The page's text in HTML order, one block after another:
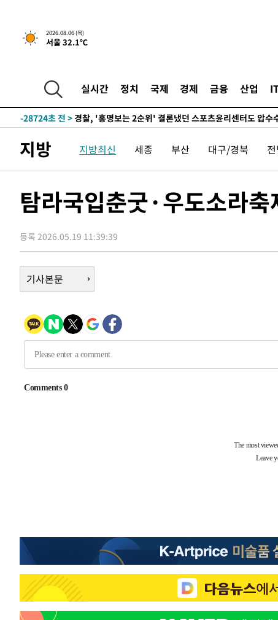
2026.08.06 (목)
서울 32.1℃
실시간 정치 국제 경제 금융 산업
1시간 전 >내일까지 39도 '펄펄'…기상청 "태풍 지나며 폭염 잠시 꺾인다"
-30039초 전 >
축구협회, 15년 전 심판 성 접대 파문에 "현재는 내부 지
-28724초 전 >경찰, '홍명보는 2순위' 결론냈던 스포츠윤리센터도 압수
-14320초 전 >[속보]합참 "北 발사체는 단거리탄도미사일…감시·경계
화"
-14068초 전 >
日방위성, 北이 동해로 쏜 발사체는 탄도미사일 가능성
-11300초 전 >'낮 최고 39도' 불볕더위…한밤 열대야도 계속[내일날씨]
-11259초 전 >
[속보]7~9일 프로야구 3연전도 폭염 취소…11일 재개
-10921초 전 > "韓 외환시장 개입 관측 배경엔 美의 대한국 무역적자 있어"
-10748초 전 >'월드컵 탈락 후폭풍' 축구협회…초유의 압수수색에 '충
-10588초 전 >서울 낮 37.9도, 올여름 최고치 경신…영등포 순간 '40도'
-10150초 전 >
[속보]종합특검, 대검 추가 압수수색…내란 중요임무종사
-6175초 전 >[속보]코스피, 301.88포인트(4.58%) 내린 6296.38 마감
-6040초 전 >[속보]원·달러 환율, 0.7원 내린 1423.8원 마감
-3639초 전 >"여기 떨어졌다"…다누리, 스페이스X 로켓 달 충돌 흔적 포착
-684초 전 >손흥민, 5경기 연속골 실패…LAFC는 승부차기 끝 과달라하
1시간 전 >내일까지 39도 '펄펄'…기상청 "태풍 지나며 폭염 잠시 꺾인다"
경찰, '홍명보는 2순위' 결론냈던 스포츠윤리센터도 압수
-11300초 전 >'낮 최고 39도' 불볕더위…한밤 열대야도 계속[내일날씨]
-11259초 전 >
[속보]7~9일 프로야구 3연전도 폭염 취소…11일 재개
-10921초 전 >"韓 외환시장 개입 관측 배경엔 美의 대한국 무역적자 있
-10748초 전 >
'월드컵 탈락 후폭풍' 축구협회…초유의 압수수색에 '충
-10588초 전 >서울 낮 37.9도, 올여름 최고치 경신…영등포 순간 '40도'
지방 지방최신 세종 부산 대구/경북
탐라국입춘굿·우도소라
등록 2026.05.19 11:39:39
기사본문